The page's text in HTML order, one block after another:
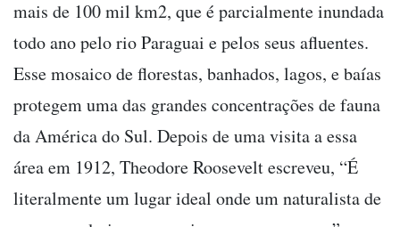
mais de 100 mil km2, que é parcialmente inundada
todo ano pelo rio Paraguai e pelos seus afluentes.
Esse mosaico de florestas, banhados, lagos, e baías
protegem uma das grandes concentrações de fauna
da América do Sul. Depois de uma visita a essa
área em 1912, Theodore Roosevelt escreveu, “É
literalmente um lugar ideal onde um naturalista de